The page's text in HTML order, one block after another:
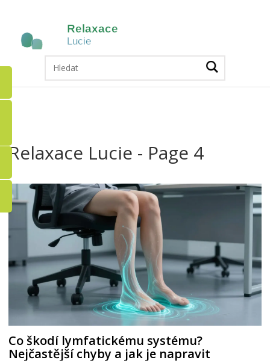
Relaxace Lucie - Page 4
Co škodí lymfatickému systému?
Nejčastější chyby a jak je napravit